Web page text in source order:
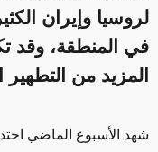
لروسيا وإيران
في المنطقة، وقد
المزيد من
شهد الأسبوع الماضي